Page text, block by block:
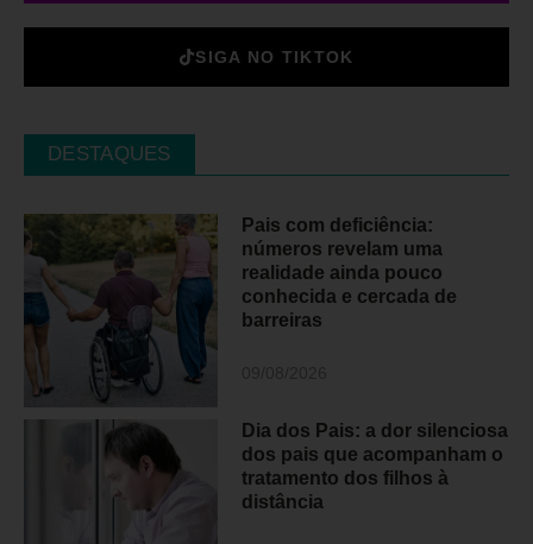
SIGA NO TIKTOK
DESTAQUES
Pais com deficiência:
números revelam uma
realidade ainda pouco
conhecida e cercada de
barreiras
Dia dos Pais: a dor silenciosa
dos pais que acompanham o
tratamento dos filhos à
distância